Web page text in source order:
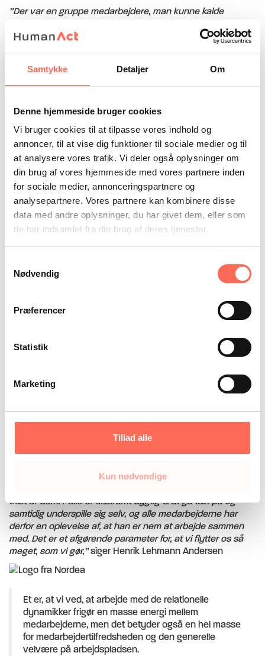
Samtykke Detaljer Om
Denne hjemmeside bruger cookies
Vi bruger cookies til at tilpasse vores indhold og
annoncer, til at vise dig funktioner til sociale medier og til
at analysere vores trafik. Vi deler også oplysninger om
din brug af vores hjemmeside med vores partnere inden
for sociale medier, annonceringspartnere og
analysepartnere. Vores partnere kan kombinere disse
data med andre oplysninger, du har givet dem, eller som
de har indsamlet fra din brug af deres tjenester.
Nødvendig
Præferencer
Statistik
Marketing
Tillad alle
Kun nødvendige
”Der var en gruppe medarbejdere, man kunne kalde
organisationen. Der var to forskellige selvopfattelser, og
indadvendte og de udadvendte selvforståelser til at vende
samme vej,”siger Henrik Lehmann Andersen, og dette blev
Konkrete mål giver konkrete
resultater
Kulturændringer kan i sin natur synes som noget abstrakt,
men arbejdet i Nordea-fonden har haft temmelig lavpraktisk
karakter. Hvert år gennemfører fondens medarbejdere
sammen med HumanAct to seminarer af to dages
varighed, hvor de fem teams blandt andet opstiller en
række målsætninger, og i tiden efter seminaret kommer
HumanAct ud og holder opfølgende møder med de enkelte
teams.
”Blandingen af fælles seminarer og teammøder gør, at både
de overordnede og de konkrete linjer får opmærksomhed.
siger Henrik Lehmann Andersen, der ikke
tvivler på, at kulturprojektet har effekt.
frigør en masse energi mellem medarbejderne, men det
betyder også en hel masse for medarbejdertilfredsheden
direktøren, som mener, at HumanActs måde at gribe
arbejdet an på er en afgørende faktor for projektets succes.
”Organisationsændringer er langsigtede projekter, og derfor
er det afgørende at have en ekstern, professionel aktør, der
kan fastholde retningen. Vores konsulent hos HumanAct er
Palle Grzona, og hans store styrke er, at han er god til at
bruge sig selv rigtig meget for at komme tæt på
træt af dem. Palle er ekstremt dygtig til at gå tæt på og
samtidig underspille sig selv, og alle medarbejderne har
derfor en oplevelse af, at han er nem at arbejde sammen
med. Det er et afgørende parameter for, at vi flytter os så
meget, som vi gør,”siger Henrik Lehmann Andersen
Et er, at vi ved, at arbejde med de relationelle
dynamikker frigør en masse energi mellem
medarbejderne, men det betyder også en hel masse
for medarbejdertilfredsheden og den generelle
velvære på arbejdspladsen.